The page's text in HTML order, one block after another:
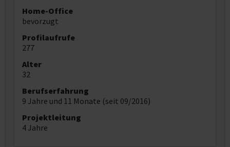
Home-Office
bevorzugt
Profilaufrufe
277
Alter
32
Berufserfahrung
9 Jahre und 11 Monate (seit 09/2016)
Projektleitung
4 Jahre